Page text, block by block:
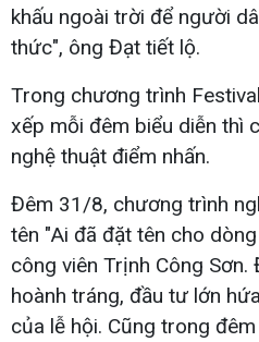
khấu ngoài trời để người
thức", ông Đạt tiết lộ.
Trong chương trình
xếp mỗi đêm biểu diễn thì
nghệ thuật điểm nhấn.
Đêm 31/8, chương trình
tên "Ai đã đặt tên cho
công viên Trịnh Công
hoành tráng, đầu tư lớn
của lễ hội. Cũng trong